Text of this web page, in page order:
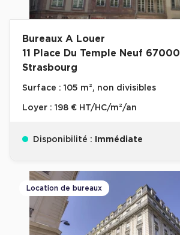
Bureaux A Louer
11 Place Du Temple Neuf 67000
Strasbourg
Surface : 105 m², non divisibles
Loyer : 198 € HT/HC/m²/an
Disponibilité : Immédiate
Location de bureaux